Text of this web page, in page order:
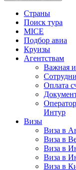
Страны
Поиск тура
MICE
Подбор авиа
Круизы
Агентствам
Важная
Оплата
Интур
Визы
Виза в
Виза в
Виза в
Виза в
Виза в